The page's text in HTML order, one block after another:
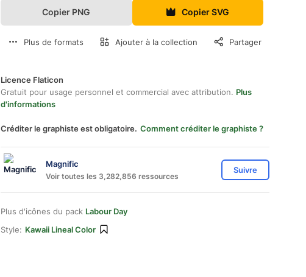
Copier PNG Copier SVG
Plus de formats Ajouter à la collection Partager
Licence Flaticon
Gratuit pour usage personnel et commercial avec attribution. Plus
d'informations
Créditer le graphiste est obligatoire. Comment créditer le graphiste ?
Magnific
Voir toutes les 3,282,856 ressources
Suivre
Plus d'icônes du pack Labour Day
Style: Kawaii Lineal Color